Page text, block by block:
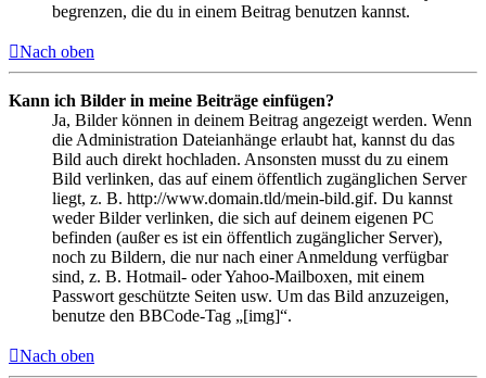
begrenzen, die du in einem Beitrag benutzen kannst.
Nach oben
Kann ich Bilder in meine Beiträge einfügen?
Ja, Bilder können in deinem Beitrag angezeigt werden. Wenn
die Administration Dateianhänge erlaubt hat, kannst du das
Bild auch direkt hochladen. Ansonsten musst du zu einem
Bild verlinken, das auf einem öffentlich zugänglichen Server
liegt, z. B. http://www.domain.tld/mein-bild.gif. Du kannst
weder Bilder verlinken, die sich auf deinem eigenen PC
befinden (außer es ist ein öffentlich zugänglicher Server),
noch zu Bildern, die nur nach einer Anmeldung verfügbar
sind, z. B. Hotmail- oder Yahoo-Mailboxen, mit einem
Passwort geschützte Seiten usw. Um das Bild anzuzeigen,
benutze den BBCode-Tag „[img]“.
Nach oben